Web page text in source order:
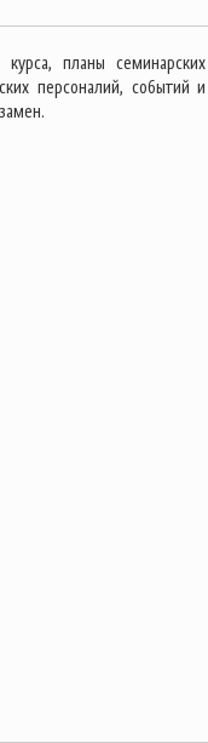
планы семинарских
персоналий, событий и